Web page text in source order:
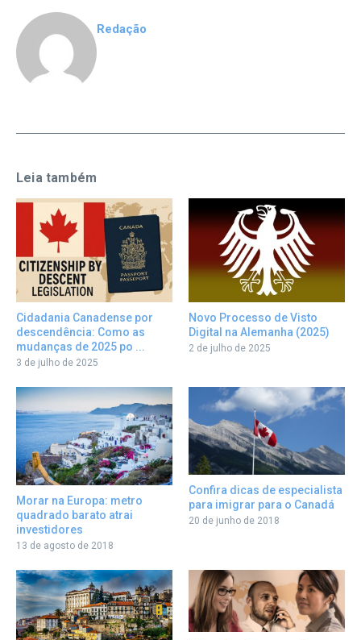
Redação
Leia também
Cidadania Canadense por
descendência: Como as
mudanças de 2025 po ...
3 de julho de 2025
Novo Processo de Visto
Digital na Alemanha (2025)
2 de julho de 2025
Morar na Europa: metro
quadrado barato atrai
investidores
13 de agosto de 2018
Confira dicas de especialista
para imigrar para o Canadá
20 de junho de 2018